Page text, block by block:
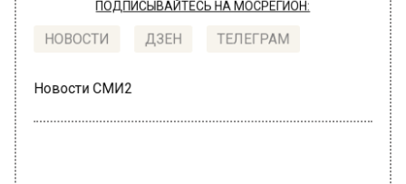
ПОДПИСЫВАЙТЕСЬ НА МОСРЕГИОН:
НОВОСТИ ДЗЕН ТЕЛЕГРАМ
Новости СМИ2